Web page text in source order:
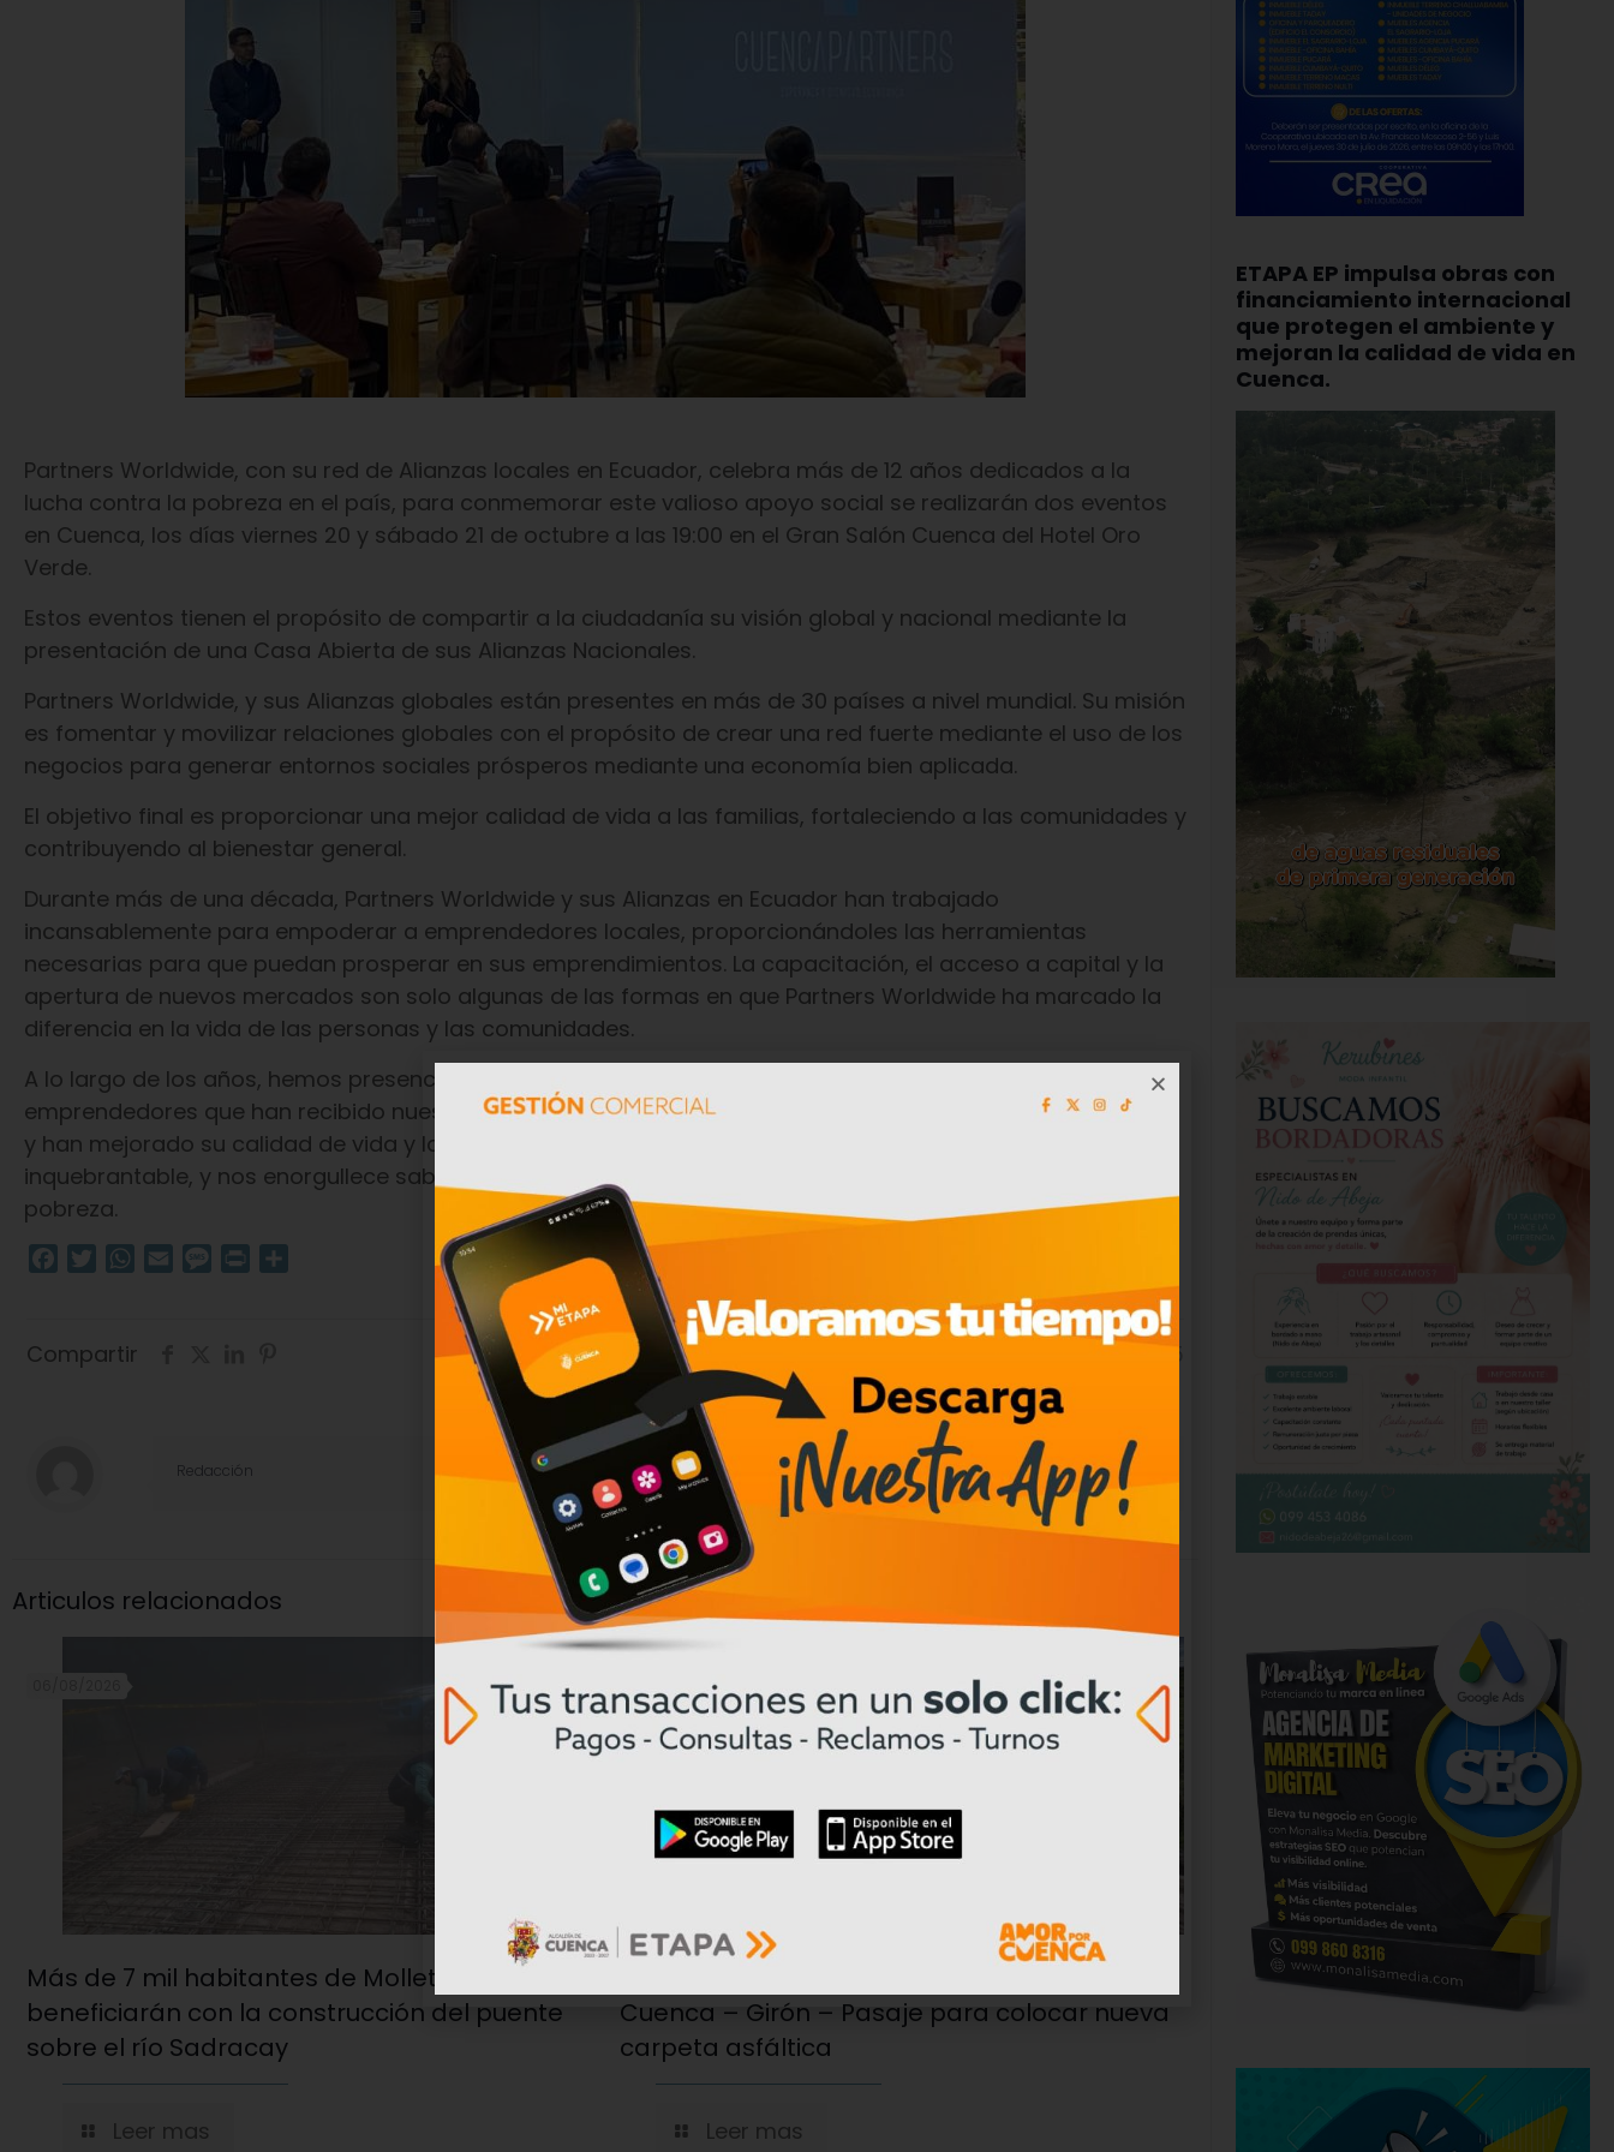
Partners Worldwide, con su red de Alianzas locales en Ecuador, celebra más de 12 años dedicados a la
lucha contra la pobreza en el país, para conmemorar este valioso apoyo social se realizarán dos eventos
en Cuenca, los días viernes 20 y sábado 21 de octubre a las 19:00 en el Gran Salón Cuenca del Hotel Oro
Verde.
Estos eventos tienen el propósito de compartir a la ciudadanía su visión global y nacional mediante la
presentación de una Casa Abierta de sus Alianzas Nacionales.
Partners Worldwide, y sus Alianzas globales están presentes en más de 30 países a nivel mundial. Su misión
es fomentar y movilizar relaciones globales con el propósito de crear una red fuerte mediante el uso de los
negocios para generar entornos sociales prósperos mediante una economía bien aplicada.
El objetivo final es proporcionar una mejor calidad de vida a las familias, fortaleciendo a las comunidades y
contribuyendo al bienestar general.
Durante más de una década, Partners Worldwide y sus Alianzas en Ecuador han trabajado
incansablemente para empoderar a emprendedores locales, proporcionándoles las herramientas
necesarias para que puedan prosperar en sus emprendimientos. La capacitación, el acceso a capital y la
apertura de nuevos mercados son solo algunas de las formas en que Partners Worldwide ha marcado la
diferencia en la vida de las personas y las comunidades.
A lo largo de los años, hemos presenciado el impacto de nuestro trabajo en la vida de las personas. Los
emprendedores que han recibido nuestro apoyo han logrado un crecimiento significativo en sus negocios
y han mejorado su calidad de vida y la de sus familias. Nuestro compromiso con el apoyo social es
inquebrantable, y nos enorgullece saber que cada día creamos oportunidades para luchar contra la
pobreza.
Facebook
TwitterWhatsApp
Email Message
Print
Compartir 15
Redacción
Articulos relacionados
Más de 7 mil habitantes de Molleturo se
beneficiarán con la construcción del puente
sobre el río Sadracay
Leer mas
04/08/2026
Cuenca – Girón – Pasaje para colocar nueva
carpeta asfáltica
Leer mas
ETAPA EP impulsa obras con
financiamiento internacional
que protegen el ambiente y
mejoran la calidad de vida en
Cuenca.